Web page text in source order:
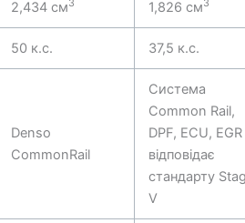
2,434 см3 1,826 см3
50 к.с. 37,5 к.с.
Denso
CommonRail
Система
Common Rail,
DPF, ECU, EGR
відповідає
стандарту
V